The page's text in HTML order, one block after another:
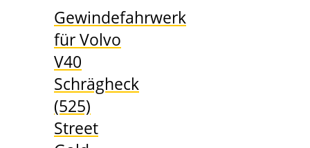
Gewindefahrwerk
für Volvo
V40
Schrägheck
(525)
Street